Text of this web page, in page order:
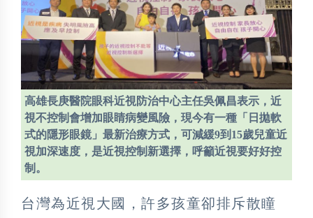
高雄長庚醫院眼科近視防治中心主任吳佩昌表示，近
視不控制會增加眼睛病變風險，現今有一種「日拋軟
式的隱形眼鏡」最新治療方式，可減緩9到15歲兒童近
視加深速度，是近視控制新選擇，呼籲近視要好好控
制。
台灣為近視大國，許多孩童卻排斥散瞳